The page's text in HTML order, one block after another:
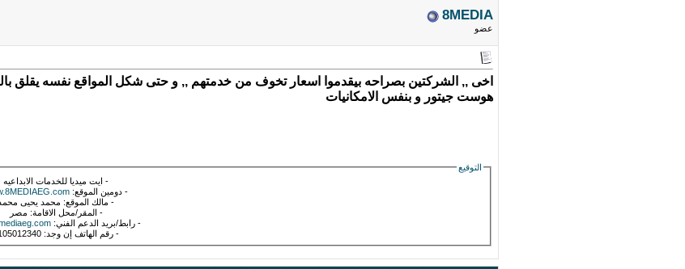
8MEDIA
عضو
اخى ,, الشركتين بصراحه بيقدموا اسعار تخوف من خدمتهم ,, و حتى شكل المواقع نفسه يقلق
هوست جيتور و بنفس الامكانيات
التوقيع
- ايت ميديا للخدمات الابداعيه
- دومين الموقع:
- مالك الموقع: محمد يحيى محمد
- المقر/محل الاقامة: مصر
- رابط/بريد الدعم الفني:
- رقم الهاتف إن وجد: 0105012340